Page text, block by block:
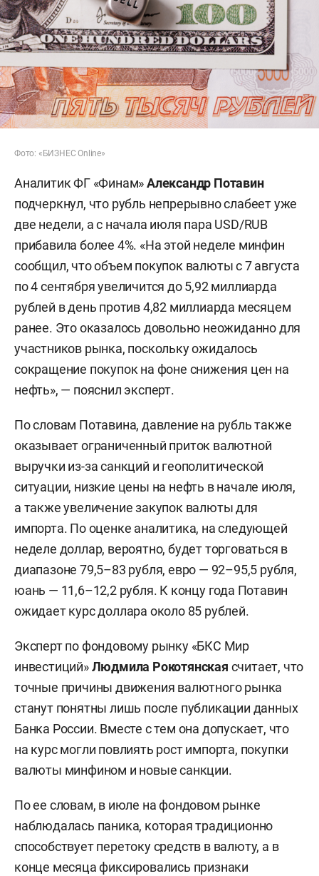
Фото: «БИЗНЕС Online»
Аналитик ФГ «Финам»Александр Потавин
подчеркнул, что рубль непрерывно слабеет уже
две недели, а с начала июля пара USD/RUB
прибавила более 4%. «На этой неделе минфин
сообщил, что объем покупок валюты с 7 августа
по 4 сентября увеличится до 5,92 миллиарда
рублей в день против 4,82 миллиарда месяцем
ранее. Это оказалось довольно неожиданно для
участников рынка, поскольку ожидалось
сокращение покупок на фоне снижения цен на
нефть», — пояснил эксперт.
По словам Потавина, давление на рубль также
оказывает ограниченный приток валютной
выручки из-за санкций и геополитической
ситуации, низкие цены на нефть в начале июля,
а также увеличение закупок валюты для
импорта. По оценке аналитика, на следующей
неделе доллар, вероятно, будет торговаться в
диапазоне 79,5–83 рубля, евро — 92–95,5 рубля,
юань — 11,6–12,2 рубля. К концу года Потавин
ожидает курс доллара около 85 рублей.
Эксперт по фондовому рынку «БКС Мир
инвестиций»Людмила Рокотянская считает, что
точные причины движения валютного рынка
станут понятны лишь после публикации данных
Банка России. Вместе с тем она допускает, что
на курс могли повлиять рост импорта, покупки
валюты минфином и новые санкции.
По ее словам, в июле на фондовом рынке
наблюдалась паника, которая традиционно
способствует перетоку средств в валюту, а в
конце месяца фиксировались признаки